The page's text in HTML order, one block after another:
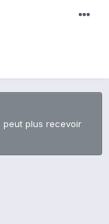
peut plus recevoir